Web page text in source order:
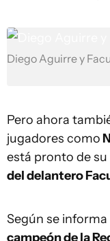
Diego Aguirre y
Pero ahora
jugadores como
está pronto de
del delantero
Según se
campeón de la